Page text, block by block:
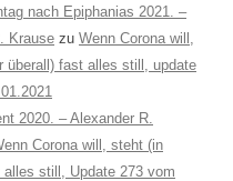
nach Epiphanias 2021. –
Krause zu Wenn Corona will,
überall) fast alles still, update
2020. – Alexander R.
Corona will, steht (in
alles still, Update 273 vom